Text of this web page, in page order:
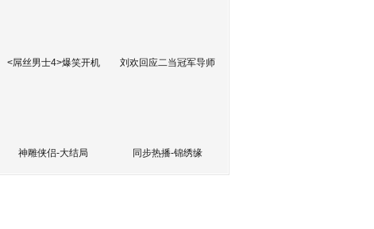
<屌丝男士4>爆笑开机 刘欢回应二当冠军导师
神雕侠侣-大结局 同步热播-锦绣缘